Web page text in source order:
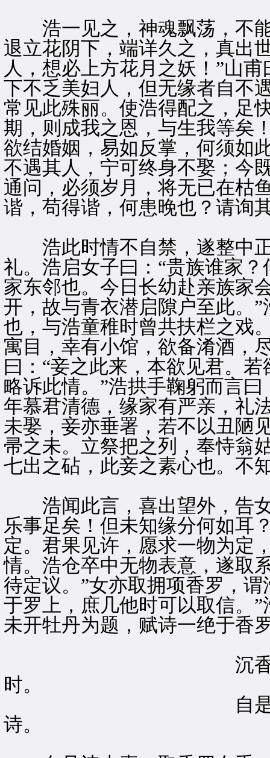
浩一见之，神魂飘荡，不能
退立花阴下，端详久之，真出
人，想必上方花月之妖！”山
下不乏美妇人，但无缘者自不
常见此殊丽。使浩得配之，足
期，则成我之恩，与生我等矣
欲结婚姻，易如反掌，何须如
不遇其人，宁可终身不娶；今
通问，必须岁月，将无已在枯
谐，苟得谐，何患晚也？请询
浩此时情不自禁，遂整中正
礼。浩启女子曰：“贵族谁家
家东邻也。今日长幼赴亲族家
开，故与青衣潜启隙户至此。
也，与浩童稚时曾共扶栏之戏
寓目，幸有小馆，欲备淆酒，
曰：“妾之此来，本欲见君。
略诉此情。”浩拱手鞠躬而言
年慕君清德，缘家有严亲，礼
未娶，妾亦垂署，若不以丑陋
帚之未。立祭把之列，奉恃翁
七出之砧，此妾之素心也。不
浩闻此言，喜出望外，告女
乐事足矣！但未知缘分何如耳
定。君果见许，愿求一物为定
情。浩仓卒中无物表意，遂取
待定议。”女亦取拥项香罗，
于罗上，庶几他时可以取信。
未开牡丹为题，赋诗一绝于香
沉香亭畔露凝枝
时。
自是名花待名手
诗。